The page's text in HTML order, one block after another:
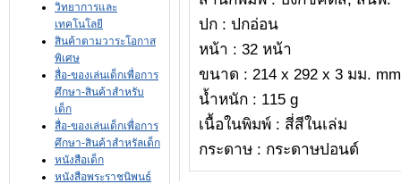
วิทยาการและ
เทคโนโลยี
สินค้าตามวาระโอกาส
พิเศษ
สื่อ-ของเล่นเด็กเพื่อการ
ศึกษา-สินค้าสำหรับ
เด็ก
สื่อ-ของเล่นเด็กเพื่อการ
ศึกษา-สินค้าสำหรัลเด็ก
หนังสือเด็ก
หนังสือพระราชนิพนธ์
ปก : ปกอ่อน
หน้า : 32 หน้า
ขนาด : 214 x 292 x 3 มม. mm
น้ำหนัก : 115 g
เนื้อในพิมพ์ : สี่สีในเล่ม
กระดาษ : กระดาษปอนด์